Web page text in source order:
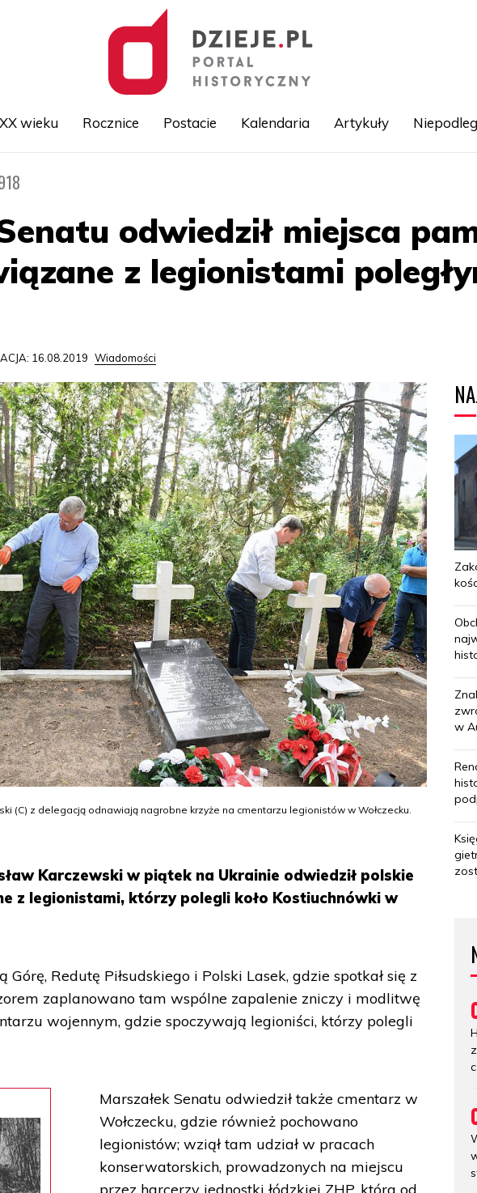
wieku Rocznice Postacie Kalendaria Artykuły
odwiedził miejsca
z legionistami
16.08.2019 Wiadomości
(C) z delegacją odnawiają nagrobne krzyże na cmentarzu legionistów w Wołczecku.
Karczewski w piątek na Ukrainie odwiedził polskie
z legionistami, którzy polegli koło Kostiuchnówki w
Górę, Redutę Piłsudskiego i Polski Lasek, gdzie spotkał się z
zaplanowano tam wspólne zapalenie zniczy i modlitwę
wojennym, gdzie spoczywają legioniści, którzy polegli
Marszałek Senatu odwiedził także cmentarz w
Wołczecku, gdzie również pochowano
legionistów; wziął tam udział w pracach
konserwatorskich, prowadzonych na miejscu
w